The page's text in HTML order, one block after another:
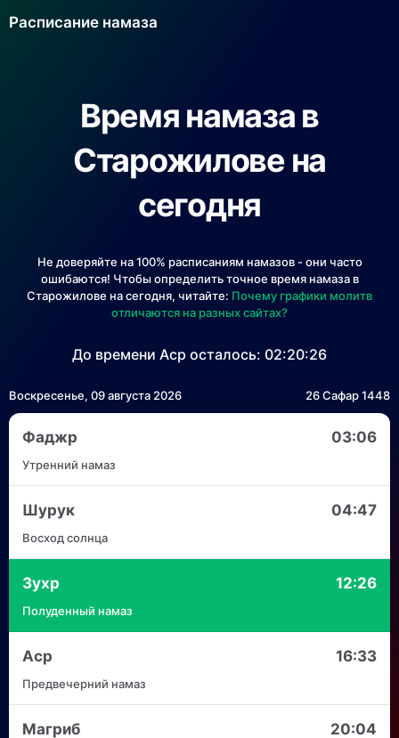
Расписание намаза
Время намаза в
Старожилове на
сегодня
Не доверяйте на 100% расписаниям намазов - они часто
ошибаются! Чтобы определить точное время намаза в
Старожилове на сегодня, читайте: Почему графики молитв
отличаются на разных сайтах?
До времени Аср осталось: 02:20:26
Воскресенье, 09 августа 2026 26 Сафар 1448
Фаджр 03:06
Утренний намаз
Шурук 04:47
Восход солнца
Зухр 12:26
Полуденный намаз
Аср 16:33
Предвечерний намаз
Магриб 20:04